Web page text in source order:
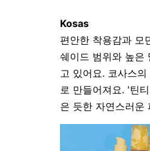
Kosas
편안한 착용감과 모
쉐이드 범위와 높은
고 있어요. 코사스
로 만들어져요. '틴
은 듯한 자연스러운